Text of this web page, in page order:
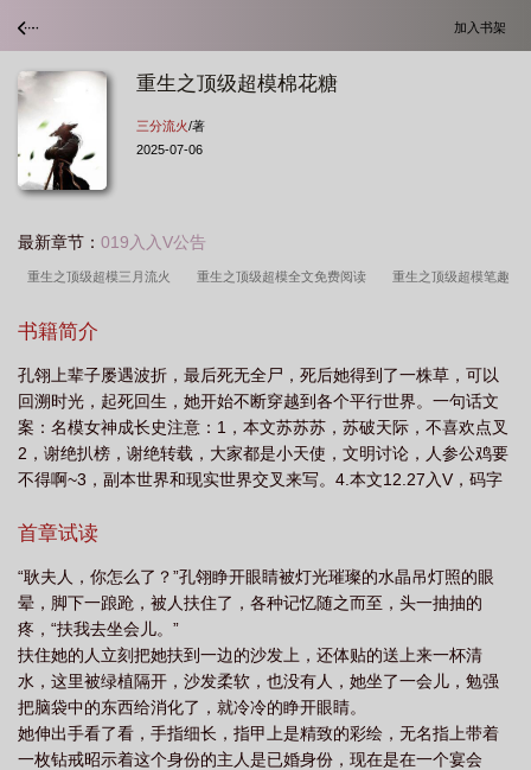
加入书架
重生之顶级超模棉花糖
三分流火/著
2025-07-06
最新章节： 019入入V公告
重生之顶级超模三月流火 重生之顶级超模全文免费阅读 重生之顶级超模笔趣
级超模三森刘怀
级超模千千 重生之顶级超模免费阅读 重生之顶级超模棉花糖 重生之顶级超
模TXT 重生之顶级超模贴吧 重生之顶级超模2k 重生之顶级超模txt 重
生之顶级超模百度 重生之顶级超模全文免费观看 重生之顶级超模 笔趣
阁 重生之顶级超模大结局
书籍简介
孔翎上辈子屡遇波折，最后死无全尸，死后她得到了一株草，可以
回溯时光，起死回生，她开始不断穿越到各个平行世界。一句话文
案：名模女神成长史注意：1，本文苏苏苏，苏破天际，不喜欢点叉
2，谢绝扒榜，谢绝转载，大家都是小天使，文明讨论，人参公鸡要
不得啊~3，副本世界和现实世界交叉来写。4.本文12.27入V，码字
天使等防盗时间过后才能正常观看。
首章试读
“耿夫人，你怎么了？”孔翎睁开眼睛被灯光璀璨的水晶吊灯照的眼
晕，脚下一踉跄，被人扶住了，各种记忆随之而至，头一抽抽的
疼，“扶我去坐会儿。”
扶住她的人立刻把她扶到一边的沙发上，还体贴的送上来一杯清
水，这里被绿植隔开，沙发柔软，也没有人，她坐了一会儿，勉强
把脑袋中的东西给消化了，就冷冷的睁开眼睛。
她伸出手看了看，手指细长，指甲上是精致的彩绘，无名指上带着
一枚钻戒昭示着这个身份的主人是已婚身份，现在是在一个宴会